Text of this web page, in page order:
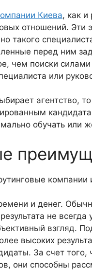
Киева, как и
отношений.
такого
перед ним
чем поиски
или
агентство,
обучать или
и денег.
не всегда
взгляд.
высоких
За счет того,
они способны